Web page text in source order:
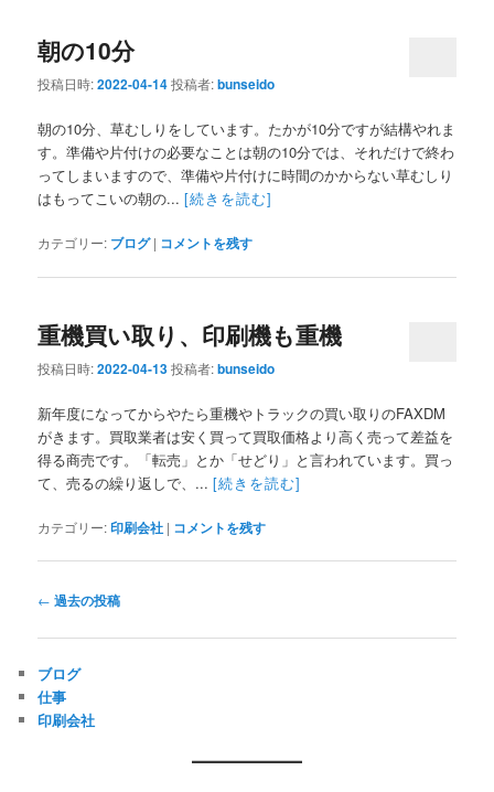
朝の10分
投稿日時:2022-04-14投稿者:bunseido
朝の10分、草むしりをしています。たかが10分ですが結構やれま
す。準備や片付けの必要なことは朝の10分では、それだけで終わ
ってしまいますので、準備や片付けに時間のかからない草むしり
はもってこいの朝の...[続きを読む]
カテゴリー: ブログ | コメントを残す
重機買い取り、印刷機も重機
投稿日時:2022-04-13投稿者:bunseido
新年度になってからやたら重機やトラックの買い取りのFAXDM
がきます。買取業者は安く買って買取価格より高く売って差益を
得る商売です。「転売」とか「せどり」と言われています。買っ
て、売るの繰り返しで、...[続きを読む]
カテゴリー:印刷会社 | コメントを残す
投
ナ
ビ
ゲ
ー
← 過去の投稿
ブログ
仕事
印刷会社